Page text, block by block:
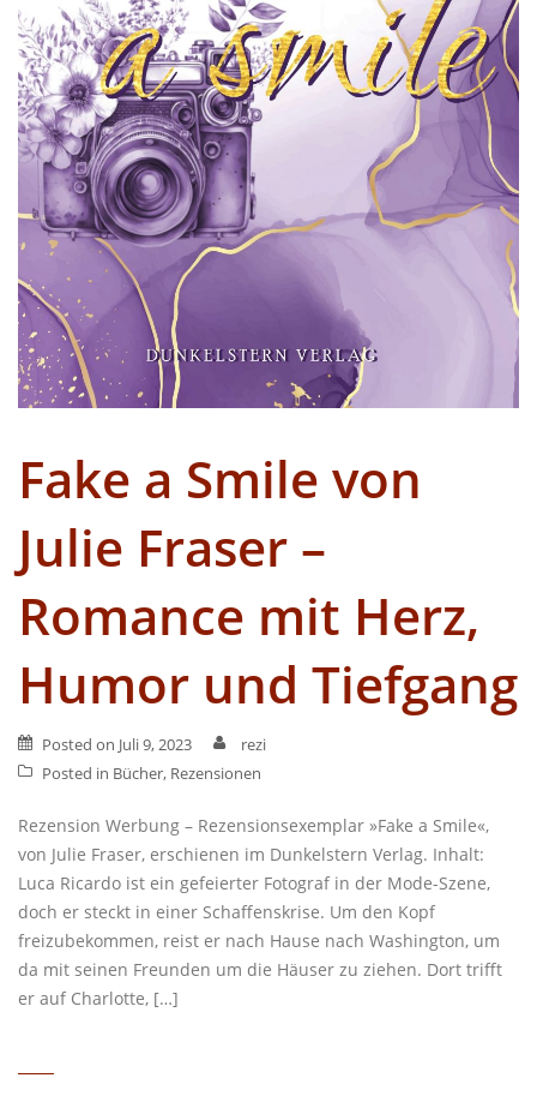
Fake a Smile von
Julie Fraser –
Romance mit Herz,
Humor und Tiefgang
Posted on Juli 9, 2023
rezi
Posted in Bücher, Rezensionen
Rezension Werbung – Rezensionsexemplar »Fake a Smile«,
von Julie Fraser, erschienen im Dunkelstern Verlag. Inhalt:
Luca Ricardo ist ein gefeierter Fotograf in der Mode-Szene,
doch er steckt in einer Schaffenskrise. Um den Kopf
freizubekommen, reist er nach Hause nach Washington, um
da mit seinen Freunden um die Häuser zu ziehen. Dort trifft
er auf Charlotte, […]